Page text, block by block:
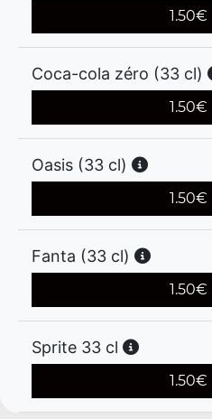
1.50€
Coca-cola zéro (33 cl)
1.50€
Oasis (33 cl)
1.50€
Fanta (33 cl)
1.50€
Sprite 33 cl
1.50€